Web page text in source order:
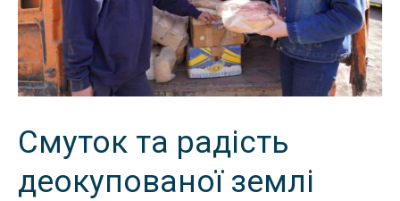
Смуток та радість
деокупованої землі